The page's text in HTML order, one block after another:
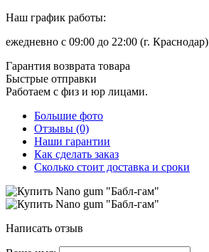
Наш график работы:
ежедневно с 09:00 до 22:00 (г. Краснодар)
Гарантия возврата товара
Быстрые отправки
Работаем с физ и юр лицами.
Большие фото
Отзывы (0)
Наши гарантии
Как сделать заказ
Сколько стоит доставка и сроки
Написать отзыв